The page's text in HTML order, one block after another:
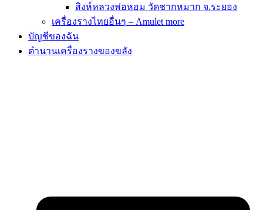
สิงห์หลวงพ่อหอม วัดชากหมาก จ.ระยอง
เครื่องรางไทยอื่นๆ – Amulet more
บัญชีของฉัน
ตำนานเครื่องรางของขลัง